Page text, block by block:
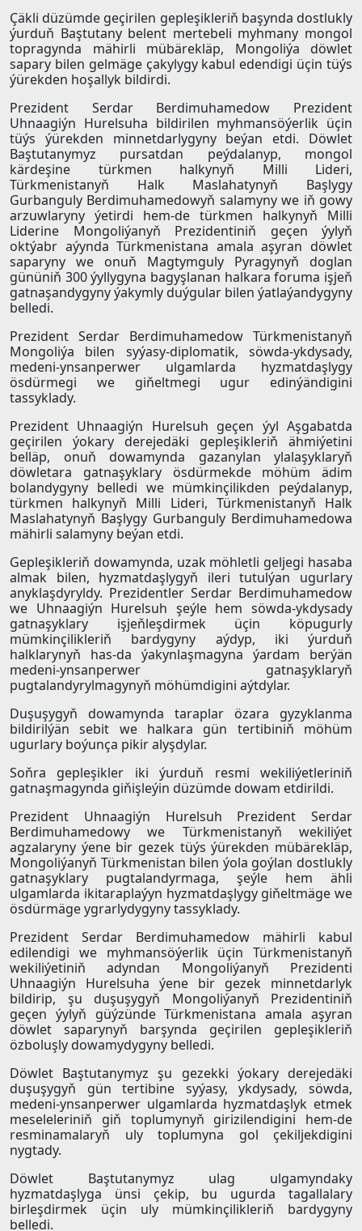
Çäkli düzümde geçirilen gepleşikleriň başynda dostlukly
ýurduň Baştutany belent mertebeli myhmany mongol
topragynda mähirli mübärekläp, Mongoliýa döwlet
sapary bilen gelmäge çakylygy kabul edendigi üçin tüýs
ýürekden hoşallyk bildirdi.
Prezident Serdar Berdimuhamedow Prezident
Uhnaagiýn Hurelsuha bildirilen myhmansöýerlik üçin
tüýs ýürekden minnetdarlygyny beýan etdi. Döwlet
Baştutanymyz pursatdan peýdalanyp, mongol
kärdeşine türkmen halkynyň Milli Lideri,
Türkmenistanyň Halk Maslahatynyň Başlygy
Gurbanguly Berdimuhamedowyň salamyny we iň gowy
arzuwlaryny ýetirdi hem-de türkmen halkynyň Milli
Liderine Mongoliýanyň Prezidentiniň geçen ýylyň
oktýabr aýynda Türkmenistana amala aşyran döwlet
saparyny we onuň Magtymguly Pyragynyň doglan
gününiň 300 ýyllygyna bagyşlanan halkara foruma işjeň
gatnaşandygyny ýakymly duýgular bilen ýatlaýandygyny
belledi.
Prezident Serdar Berdimuhamedow Türkmenistanyň
Mongoliýa bilen syýasy-diplomatik, söwda-ykdysady,
medeni-ynsanperwer ulgamlarda hyzmatdaşlygy
ösdürmegi we giňeltmegi ugur edinýändigini
tassyklady.
Prezident Uhnaagiýn Hurelsuh geçen ýyl Aşgabatda
geçirilen ýokary derejedäki gepleşikleriň ähmiýetini
belläp, onuň dowamynda gazanylan ylalaşyklaryň
döwletara gatnaşyklary ösdürmekde möhüm ädim
bolandygyny belledi we mümkinçilikden peýdalanyp,
türkmen halkynyň Milli Lideri, Türkmenistanyň Halk
Maslahatynyň Başlygy Gurbanguly Berdimuhamedowa
mähirli salamyny beýan etdi.
Gepleşikleriň dowamynda, uzak möhletli geljegi hasaba
almak bilen, hyzmatdaşlygyň ileri tutulýan ugurlary
anyklaşdyryldy. Prezidentler Serdar Berdimuhamedow
we Uhnaagiýn Hurelsuh şeýle hem söwda-ykdysady
gatnaşyklary işjeňleşdirmek üçin köpugurly
mümkinçilikleriň bardygyny aýdyp, iki ýurduň
halklarynyň has-da ýakynlaşmagyna ýardam berýän
medeni-ynsanperwer gatnaşyklaryň
pugtalandyrylmagynyň möhümdigini aýtdylar.
Duşuşygyň dowamynda taraplar özara gyzyklanma
bildirilýän sebit we halkara gün tertibiniň möhüm
ugurlary boýunça pikir alyşdylar.
Soňra gepleşikler iki ýurduň resmi wekiliýetleriniň
gatnaşmagynda giňişleýin düzümde dowam etdirildi.
Prezident Uhnaagiýn Hurelsuh Prezident Serdar
Berdimuhamedowy we Türkmenistanyň wekiliýet
agzalaryny ýene bir gezek tüýs ýürekden mübärekläp,
Mongoliýanyň Türkmenistan bilen ýola goýlan dostlukly
gatnaşyklary pugtalandyrmaga, şeýle hem ähli
ulgamlarda ikitaraplaýyn hyzmatdaşlygy giňeltmäge we
ösdürmäge ygrarlydygyny tassyklady.
Prezident Serdar Berdimuhamedow mähirli kabul
edilendigi we myhmansöýerlik üçin Türkmenistanyň
wekiliýetiniň adyndan Mongoliýanyň Prezidenti
Uhnaagiýn Hurelsuha ýene bir gezek minnetdarlyk
bildirip, şu duşuşygyň Mongoliýanyň Prezidentiniň
geçen ýylyň güýzünde Türkmenistana amala aşyran
döwlet saparynyň barşynda geçirilen gepleşikleriň
özboluşly dowamydygyny belledi.
Döwlet Baştutanymyz şu gezekki ýokary derejedäki
duşuşygyň gün tertibine syýasy, ykdysady, söwda,
medeni-ynsanperwer ulgamlarda hyzmatdaşlyk etmek
meseleleriniň giň toplumynyň girizilendigini hem-de
resminamalaryň uly toplumyna gol çekiljekdigini
nygtady.
Döwlet Baştutanymyz ulag ulgamyndaky
hyzmatdaşlyga ünsi çekip, bu ugurda tagallalary
birleşdirmek üçin uly mümkinçilikleriň bardygyny
belledi.